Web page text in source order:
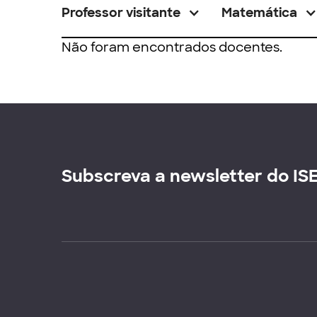
Professor visitante Matemática
Não foram encontrados docentes.
Subscreva a newsletter do